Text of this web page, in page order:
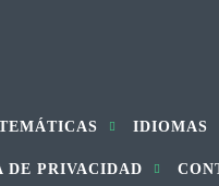
IDIOMAS
DE PRIVACIDAD